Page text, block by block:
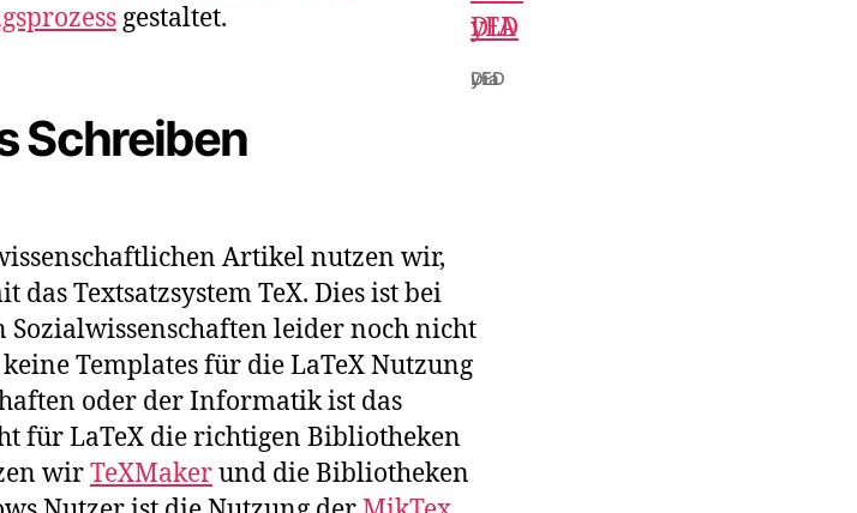
Dia
yED
gestaltet.
Schreiben
Artikel nutzen wir,
das Textsatzsystem TeX. Dies ist bei
leider noch nicht
Templates für die LaTeX Nutzung
oder der Informatik ist das
für LaTeX die richtigen Bibliotheken
wirTeXMakerund die Bibliotheken